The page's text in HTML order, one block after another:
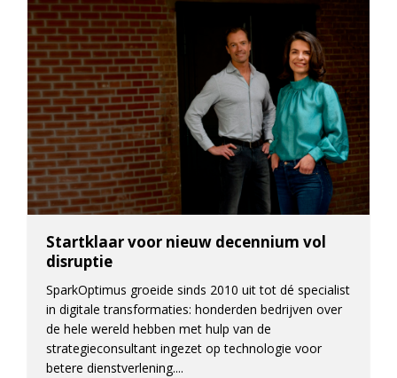
Startklaar voor nieuw decennium vol
disruptie
SparkOptimus groeide sinds 2010 uit tot dé specialist
in digitale transformaties: honderden bedrijven over
de hele wereld hebben met hulp van de
strategieconsultant ingezet op technologie voor
betere dienstverlening....